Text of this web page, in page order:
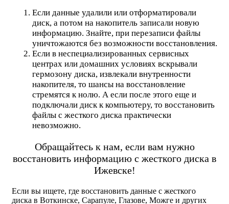
Если данные удалили или отформатировали
диск, а потом на накопитель записали новую
информацию. Знайте, при перезаписи файлы
уничтожаются без возможности восстановления.
Если в неспециализированных сервисных
центрах или домашних условиях вскрывали
гермозону диска, извлекали внутренности
накопителя, то шансы на восстановление
стремятся к нолю. А если после этого еще и
подключали диск к компьютеру, то восстановить
файлы с жесткого диска практически
невозможно.
Обращайтесь к нам, если вам нужно
восстановить информацию с жесткого диска в
Ижевске!
Если вы ищете, где восстановить данные c жесткого
диска в Воткинске, Сарапуле, Глазове, Можге и других